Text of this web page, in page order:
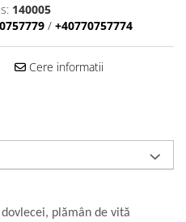
140005
/ +40770757774
Cere informatii
plămân de vită